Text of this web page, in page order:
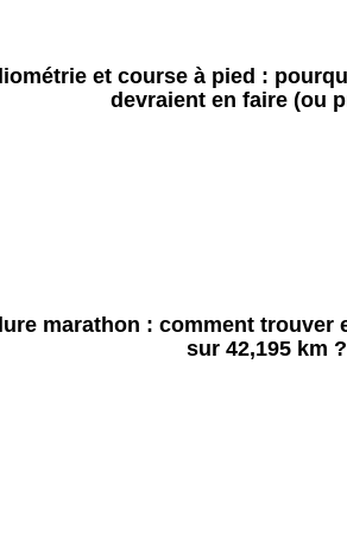
et course à pied :
devraient en faire (ou
marathon : comment trouver
sur 42,195 km ?